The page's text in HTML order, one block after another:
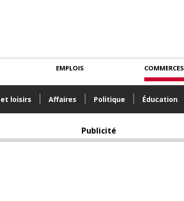
loisirs Affaires Politique Éducation
EMPLOIS COMMERCES
Publicité